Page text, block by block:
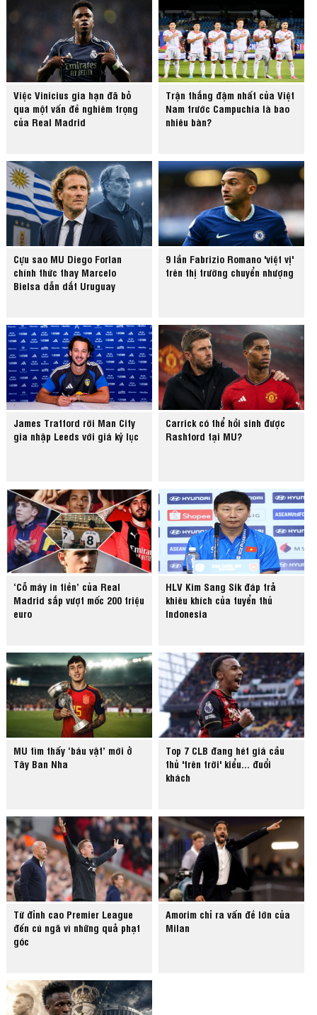
Việc Vinicius gia hạn đã bỏ
qua một vấn đề nghiêm trọng
của Real Madrid
Trận thắng đậm nhất của Việt
Nam trước Campuchia là bao
nhiêu bàn?
Cựu sao MU Diego Forlan
chính thức thay Marcelo
Bielsa dẫn dắt Uruguay
9 lần Fabrizio Romano 'việt vị'
trên thị trường chuyển nhượng
James Trafford rời Man City
gia nhập Leeds với giá kỷ lục
Carrick có thể hồi sinh được
Rashford tại MU?
‘Cỗ máy in tiền’ của Real
Madrid sắp vượt mốc 200 triệu
euro
HLV Kim Sang Sik đáp trả
khiêu khích của tuyển thủ
Indonesia
MU tìm thấy ‘báu vật’ mới ở
Tây Ban Nha
Top 7 CLB đang hét giá cầu
thủ 'trên trời' kiểu... đuổi
khách
Từ đỉnh cao Premier League
đến cú ngã vì những quả phạt
góc
Amorim chỉ ra vấn đề lớn của
Milan